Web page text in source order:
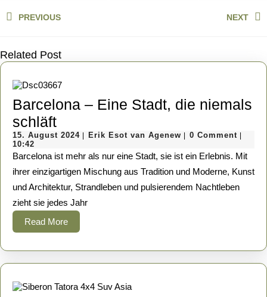
PREVIOUS
post:
NEXT
Related Post
Barcelona – Eine Stadt, die niemals
schläftBarcelona
–
Eine
Stadt,
die
niemals
schläft
15. August 202415.
2024
Erik Esot van Agenew Erik
van
Agenew
0 Comment
10:42
Barcelona ist mehr als nur eine Stadt, sie ist ein Erlebnis. Mit
ihrer einzigartigen Mischung aus Tradition und Moderne, Kunst
und Architektur, Strandleben und pulsierendem Nachtleben
zieht sie jedes Jahr
Read MoreRead
More